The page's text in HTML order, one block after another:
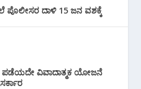
ದಾಳಿ 15 ಜನ ವಶಕ್ಕೆ
ಪಡೆಯದೇ ವಿವಾದಾತ್ಮಕ ಯೋಜನೆ